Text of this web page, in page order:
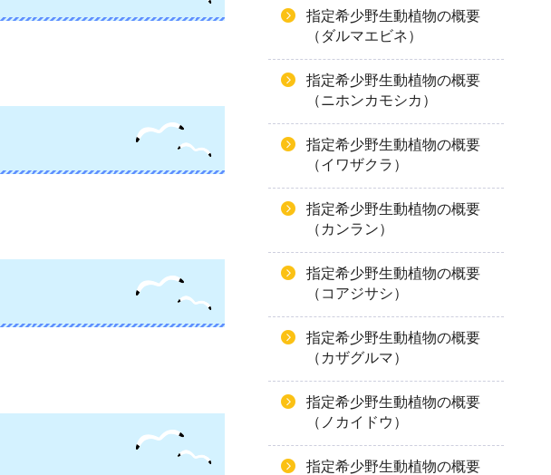
指定希少野生動植物の概要
（ダルマエビネ）
指定希少野生動植物の概要
（ニホンカモシカ）
指定希少野生動植物の概要
（イワザクラ）
指定希少野生動植物の概要
（カンラン）
指定希少野生動植物の概要
（コアジサシ）
指定希少野生動植物の概要
（カザグルマ）
指定希少野生動植物の概要
（ノカイドウ）
指定希少野生動植物の概要